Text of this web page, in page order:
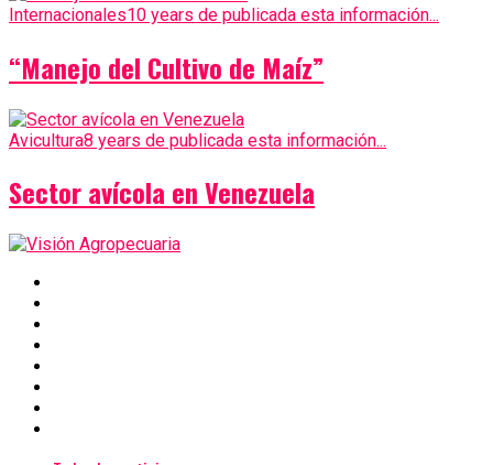
Internacionales10 years de publicada esta información...
“Manejo del Cultivo de Maíz”
Avicultura8 years de publicada esta información...
Sector avícola en Venezuela